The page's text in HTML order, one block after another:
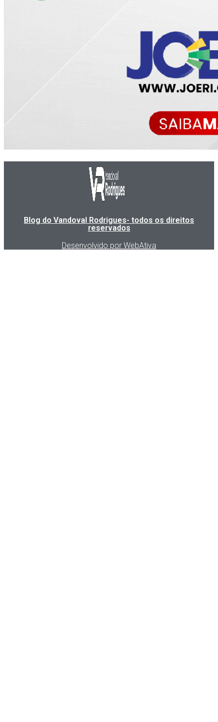
Blog do Vandoval Rodrigues- todos os direitos
reservados
Desenvolvido por WebAtiva